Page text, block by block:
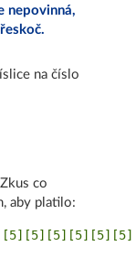
nepovinná,
na číslo
co
aby platilo: